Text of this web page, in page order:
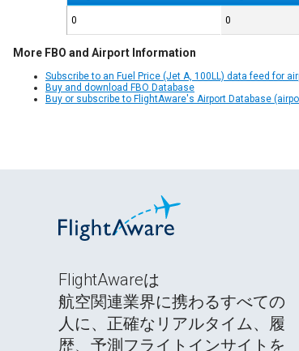
0 0
More FBO and Airport Information
Subscribe to an Fuel Price (Jet A, 100LL) data feed for
Buy and download FBO Database
Buy or subscribe to FlightAware's Airport Database
FlightAwareは
航空関連業界に携わるすべての
人に、正確なリアルタイム、履
歴、予測フライトインサイトを